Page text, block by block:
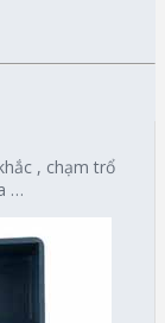
, chạm trổ
…